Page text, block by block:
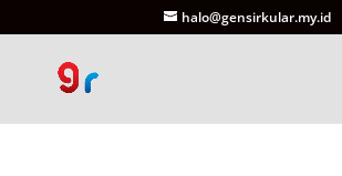
halo@gensirkular.my.id